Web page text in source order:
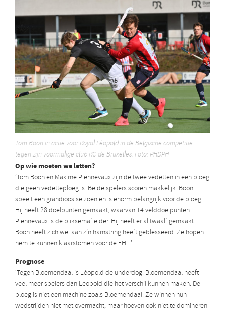
Tom Boon in actie voor Royal Léopold in de Belgische competitie
tegen zijn voormalige club RC de Bruxelles. Foto: PHDPH
Op wie moeten we letten?
‘Tom Boon en Maxime Plennevaux zijn de twee vedetten in een ploeg
die geen vedetteploeg is. Beide spelers scoren makkelijk. Boon
speelt een grandioos seizoen en is enorm belangrijk voor de ploeg.
Hij heeft 28 doelpunten gemaakt, waarvan 14 velddoelpunten.
Plennevaux is de bliksemafleider. Hij heeft er al twaalf gemaakt.
Boon heeft zich wel aan z’n hamstring heeft geblesseerd. Ze hopen
hem te kunnen klaarstomen voor de EHL.’
Prognose
‘Tegen Bloemendaal is Léopold de underdog. Bloemendaal heeft
veel meer spelers dan Léopold die het verschil kunnen maken. De
ploeg is niet een machine zoals Bloemendaal. Ze winnen hun
wedstrijden niet met overmacht, maar hoeven ook niet te domineren